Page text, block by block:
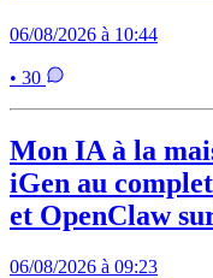
06/08/2026 à 10:44
• 30
Mon IA à la
iGen au
et OpenClaw
06/08/2026 à 09:23